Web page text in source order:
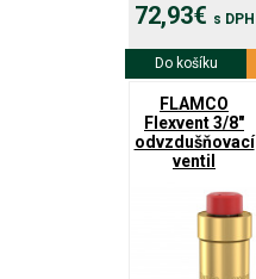
72,93€ s DPH
Viac info
Do košíku
FLAMCO
Flexvent 3/8"
odvzdušňovací
ventil